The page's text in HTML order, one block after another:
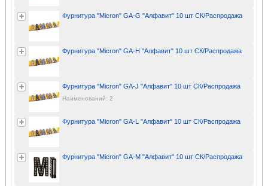
Фурнитура "Micron" GA-G "Алфавит" 10 шт СК/Распродажа
Фурнитура "Micron" GA-H "Алфавит" 10 шт СК/Распродажа
Фурнитура "Micron" GA-J "Алфавит" 10 шт СК/Распродажа
Наименований: 2
Фурнитура "Micron" GA-L "Алфавит" 10 шт СК/Распродажа
Фурнитура "Micron" GA-M "Алфавит" 10 шт СК/Распродажа